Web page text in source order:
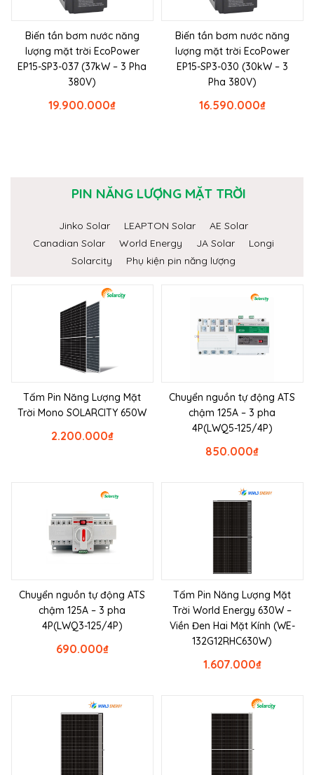
Biến tần bơm nước năng
lượng mặt trời EcoPower
EP15-SP3-037 (37kW – 3 Pha
380V)
₫
19.900.000
Biến tần bơm nước năng
lượng mặt trời EcoPower
EP15-SP3-030 (30kW – 3
Pha 380V)
₫
16.590.000
PIN NĂNG LƯỢNG MẶT TRỜI
Jinko Solar LEAPTON Solar
AE Solar
Canadian Solar
World Energy JA Solar
Longi
Solarcity
Phụ kiện pin năng lượng
Tấm Pin Năng Lượng Mặt
Trời Mono SOLARCITY 650W
₫
2.200.000
Chuyển nguồn tự động ATS
chậm 125A – 3 pha
4P(LWQ5-125/4P)
₫
850.000
Chuyển nguồn tự động ATS
chậm 125A – 3 pha
4P(LWQ3-125/4P)
₫
690.000
Tấm Pin Năng Lượng Mặt
Trời World Energy 630W –
Viền Đen Hai Mặt Kính (WE-
132G12RHC630W)
₫
1.607.000